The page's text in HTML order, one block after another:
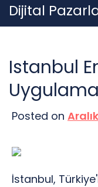
Skip
to
Dijital
Istanbul
Posted on
İstanbul,